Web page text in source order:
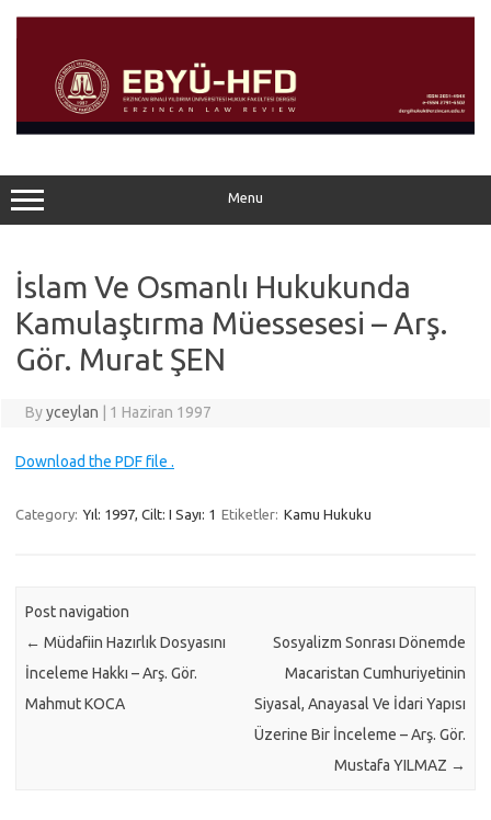
content
Menu
İslam Ve Osmanlı Hukukunda
Kamulaştırma Müessesesi – Arş.
Gör. Murat ŞEN
Byyceylan | 1 Haziran 1997
Download the PDF file .
Category: Yıl: 1997, Cilt: I Sayı: 1 Etiketler: Kamu Hukuku
Post navigation
← Müdafiin Hazırlık Dosyasını
İnceleme Hakkı – Arş. Gör.
Mahmut KOCA
Sosyalizm Sonrası Dönemde
Macaristan Cumhuriyetinin
Siyasal, Anayasal Ve İdari Yapısı
Üzerine Bir İnceleme – Arş. Gör.
Mustafa YILMAZ →